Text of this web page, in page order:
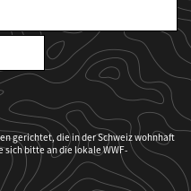
gerichtet, die in der Schweiz wohnhaft
sich bitte an die lokale WWF-